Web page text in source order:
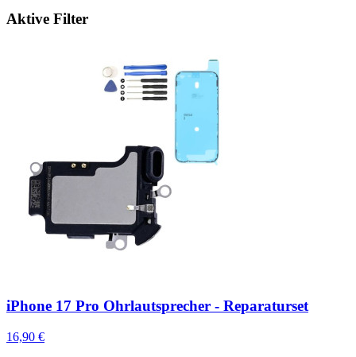
Aktive Filter
iPhone 17 Pro Ohrlautsprecher - Reparaturset
16,90 €